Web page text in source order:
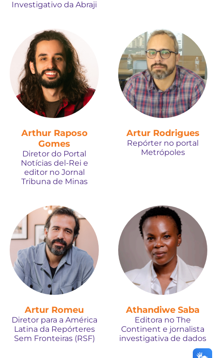
Investigativo da Abraji
Arthur Raposo
Gomes
Diretor do Portal
Notícias del-Rei e
editor no Jornal
Tribuna de Minas
Artur Rodrigues
Repórter no portal
Metrópoles
Artur Romeu
Diretor para a América
Latina da Repórteres
Sem Fronteiras (RSF)
Athandiwe Saba
Editora no The
Continent e jornalista
investigativa de dados